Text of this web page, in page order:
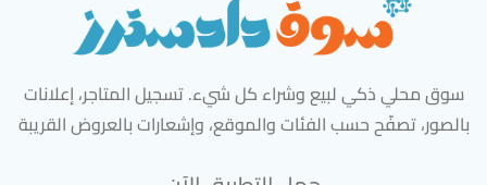
سوق محلي ذكي لبيع وشراء كل شيء. تسجيل المتاجر، إعلانات
بالصور، تصفّح حسب الفئات والموقع، وإشعارات بالعروض القريبة